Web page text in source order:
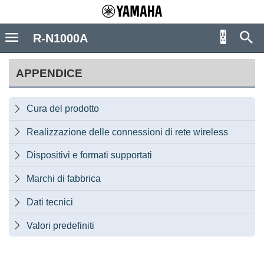
APPENDICE
 Cura del prodotto
 Realizzazione delle connessioni di rete wireless
 Dispositivi e formati supportati
 Marchi di fabbrica
 Dati tecnici
 Valori predefiniti
R-N1000A